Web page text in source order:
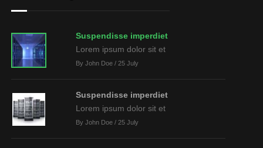
Suspendisse imperdiet
Lorem ipsum dolor sit et
By John Doe / 25 July
Suspendisse imperdiet
Lorem ipsum dolor sit et
By John Doe / 25 July